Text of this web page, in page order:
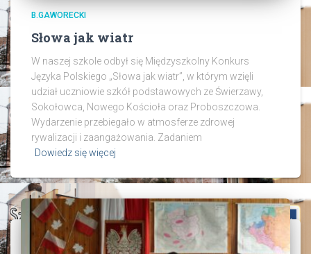
B.GAWORECKI
Słowa jak wiatr
W naszej szkole odbył się Międzyszkolny Konkurs
Języka Polskiego „Słowa jak wiatr”, w którym wzięli
udział uczniowie szkół podstawowych ze Świerzawy,
Sokołowca, Nowego Kościoła oraz Proboszczowa.
Wydarzenie przebiegało w atmosferze zdrowej
rywalizacji i zaangażowania. Zadaniem
Dowiedz się więcej